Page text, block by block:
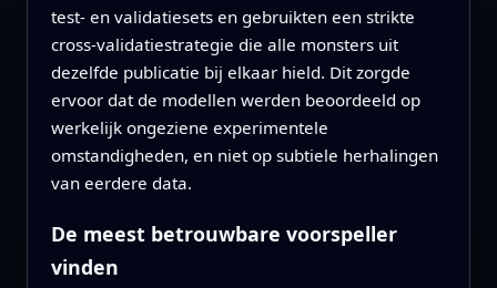
test- en validatiesets en gebruikten een strikte
cross-validatiestrategie die alle monsters uit
dezelfde publicatie bij elkaar hield. Dit zorgde
ervoor dat de modellen werden beoordeeld op
werkelijk ongeziene experimentele
omstandigheden, en niet op subtiele herhalingen
van eerdere data.
De meest betrouwbare voorspeller
vinden